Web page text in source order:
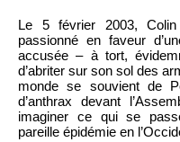
Le 5 février 2003,
passionné en faveur
accusée – à tort,
d’abriter sur son sol des
monde se souvient de
d’anthrax devant
imaginer ce qui se
pareille épidémie en